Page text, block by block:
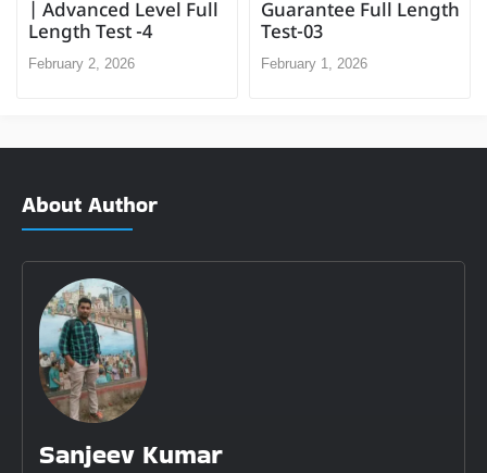
| Advanced Level Full
Length Test -4
February 2, 2026
Guarantee Full Length
Test-03
February 1, 2026
About Author
Sanjeev Kumar